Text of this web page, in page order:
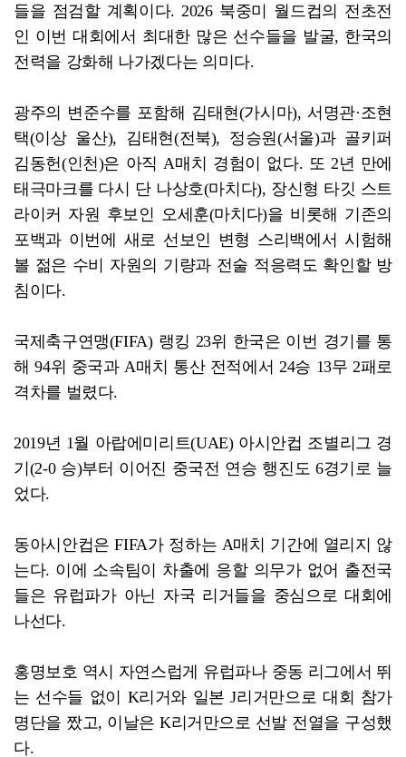
들을 점검할 계획이다. 2026 북중미 월드컵의 전초전
인 이번 대회에서 최대한 많은 선수들을 발굴, 한국의
전력을 강화해 나가겠다는 의미다.
광주의 변준수를 포함해 김태현(가시마), 서명관·조현
택(이상 울산), 김태현(전북), 정승원(서울)과 골키퍼
김동헌(인천)은 아직 A매치 경험이 없다. 또 2년 만에
태극마크를 다시 단 나상호(마치다), 장신형 타깃 스트
라이커 자원 후보인 오세훈(마치다)을 비롯해 기존의
포백과 이번에 새로 선보인 변형 스리백에서 시험해
볼 젊은 수비 자원의 기량과 전술 적응력도 확인할 방
침이다.
국제축구연맹(FIFA) 랭킹 23위 한국은 이번 경기를 통
해 94위 중국과 A매치 통산 전적에서 24승 13무 2패로
격차를 벌렸다.
2019년 1월 아랍에미리트(UAE) 아시안컵 조별리그 경
기(2-0 승)부터 이어진 중국전 연승 행진도 6경기로 늘
었다.
동아시안컵은 FIFA가 정하는 A매치 기간에 열리지 않
는다. 이에 소속팀이 차출에 응할 의무가 없어 출전국
들은 유럽파가 아닌 자국 리거들을 중심으로 대회에
나선다.
홍명보호 역시 자연스럽게 유럽파나 중동 리그에서 뛰
는 선수들 없이 K리거와 일본 J리거만으로 대회 참가
명단을 짰고, 이날은 K리거만으로 선발 전열을 구성했
다.